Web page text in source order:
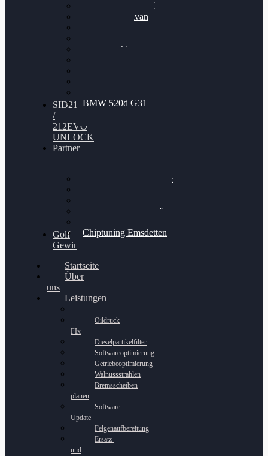
VW Passat 2.0TDI
VW T6 Multivan
BMW 120d
BMW 520d G31
SID212
/
212EVO
UNLOCK
Partner
Bilgenroth Performance
Chiptuning Schüttorf
Chiptuning Emsdetten
Golf
Gewinnspiel
Startseite
Über
uns
Leistungen
Oildruck
FIx
Dieselpartikelfilter
Softwareoptimierung
Getriebeoptimierung
Walnussstrahlen
Bremsscheiben
planen
Software
Update
Felgenaufbereitung
Ersatz-
und